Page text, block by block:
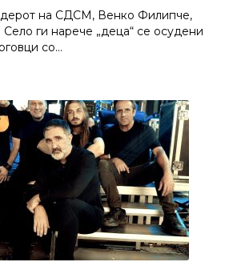
на СДСМ, Венко Филипче,
ги нарече „деца“ се осудени
со…